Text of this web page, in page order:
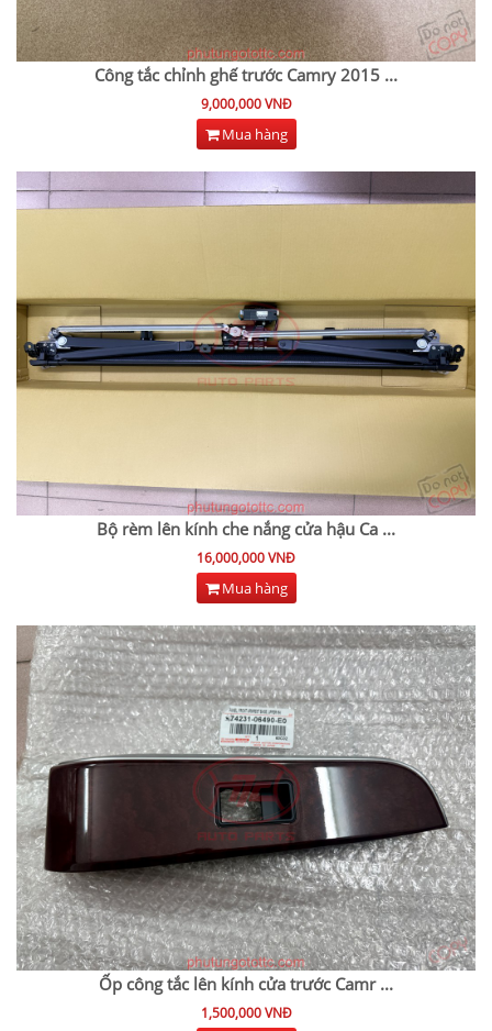
Công tắc chỉnh ghế trước Camry 2015 ...
9,000,000 VNĐ
Mua hàng
Bộ rèm lên kính che nắng cửa hậu Ca ...
16,000,000 VNĐ
Mua hàng
Ốp công tắc lên kính cửa trước Camr...
1,500,000 VNĐ